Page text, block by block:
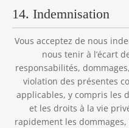
14. Indemnisation
Vous acceptez de nous
nous tenir à l’écart
responsabilités,
violation des présentes
applicables, y compris les
et les droits à la vie
rapidement les